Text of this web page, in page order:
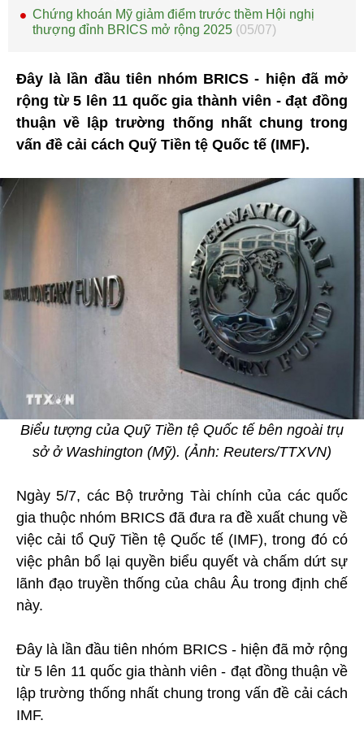
Chứng khoán Mỹ giảm điểm trước thềm Hội nghị
thượng đỉnh BRICS mở rộng 2025 (05/07)
Đây là lần đầu tiên nhóm BRICS - hiện đã mở
rộng từ 5 lên 11 quốc gia thành viên - đạt đồng
thuận về lập trường thống nhất chung trong
vấn đề cải cách Quỹ Tiền tệ Quốc tế (IMF).
Biểu tượng của Quỹ Tiền tệ Quốc tế bên ngoài trụ
sở ở Washington (Mỹ). (Ảnh: Reuters/TTXVN)
Ngày 5/7, các Bộ trưởng Tài chính của các quốc
gia thuộc nhóm BRICS đã đưa ra đề xuất chung về
việc cải tổ Quỹ Tiền tệ Quốc tế (IMF), trong đó có
việc phân bổ lại quyền biểu quyết và chấm dứt sự
lãnh đạo truyền thống của châu Âu trong định chế
này.
Đây là lần đầu tiên nhóm BRICS - hiện đã mở rộng
từ 5 lên 11 quốc gia thành viên - đạt đồng thuận về
lập trường thống nhất chung trong vấn đề cải cách
IMF.